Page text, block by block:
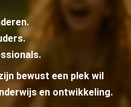
bewust een plek wil
en ontwikkeling.